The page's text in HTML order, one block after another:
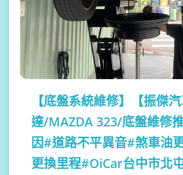
【底盤系統維修】
【振傑
達/MAZDA 323/底盤維修
因#道路不平異音#煞車油
更換里程#OiCar台中市北